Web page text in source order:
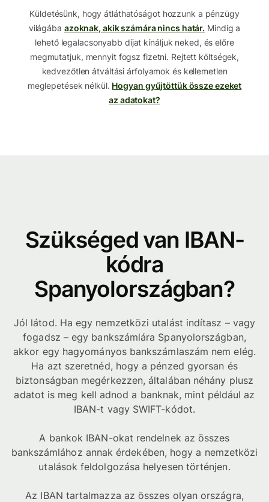
Küldetésünk, hogy átláthatóságot hozzunk a pénzügy
világába azoknak, akik számára nincs határ. Mindig a
lehető legalacsonyabb díjat kínáljuk neked, és előre
megmutatjuk, mennyit fogsz fizetni. Rejtett költségek,
kedvezőtlen átváltási árfolyamok és kellemetlen
meglepetések nélkül. Hogyan gyűjtöttük össze ezeket
az adatokat?
Szükséged van IBAN-
kódra
Spanyolországban?
Jól látod. Ha egy nemzetközi utalást indítasz – vagy
fogadsz – egy bankszámlára Spanyolországban,
akkor egy hagyományos bankszámlaszám nem elég.
Ha azt szeretnéd, hogy a pénzed gyorsan és
biztonságban megérkezzen, általában néhány plusz
adatot is meg kell adnod a banknak, mint például az
IBAN-t vagy SWIFT-kódot.
A bankok IBAN-okat rendelnek az összes
bankszámlához annak érdekében, hogy a nemzetközi
utalások feldolgozása helyesen történjen.
Az IBAN tartalmazza az összes olyan országra,